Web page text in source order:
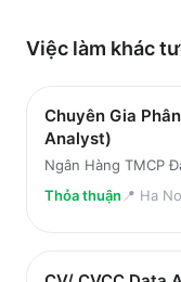
Việc làm khác
Chuyên Gia
Analyst)
Ngân Hàng TMCP
Thỏa thuận 📍 Ha